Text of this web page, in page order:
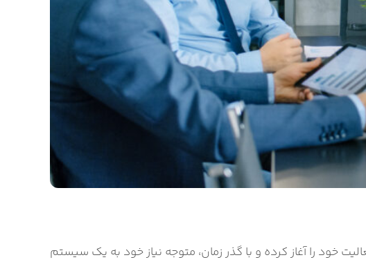
خود را آغاز کرده و با گذر زمان، متوجه نیاز خود به یک سیستم